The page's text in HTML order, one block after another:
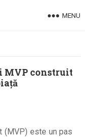
MENU
MVP construit
(MVP) este un pas